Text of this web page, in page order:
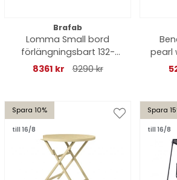
Brafab
Lomma Small bord
förlängningsbart 132-
192x80 H73 cm - khaki
8361 kr 9290 kr
pearl
Spara 10%
till 16/8
Spara
till 16/8